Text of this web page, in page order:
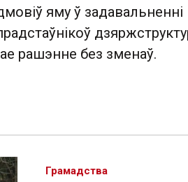
яму ў задавальненні
рашэнне без зменаў.
Грамадства